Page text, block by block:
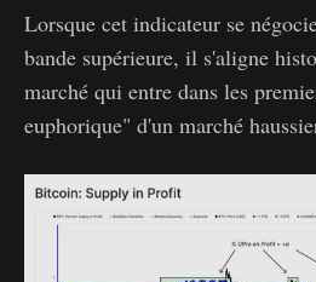
Lorsque cet indicateur se
bande supérieure, il s'aligne
marché qui entre dans les
euphorique" d'un marché